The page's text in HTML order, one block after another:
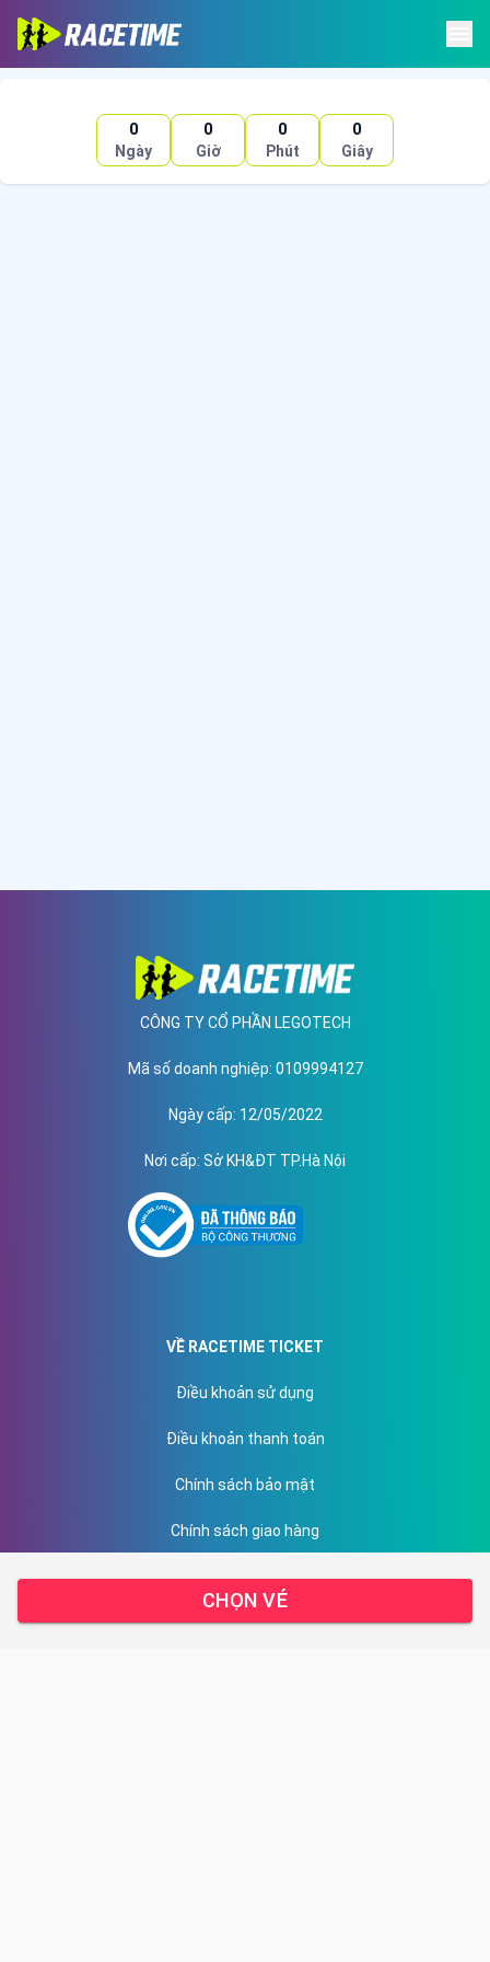
0
Ngày
0
Giờ
0
Phút
0
Giây
CHỌN VÉ
CÔNG TY CỔ PHẦN LEGOTECH
Mã số doanh nghiệp: 0109994127
Ngày cấp: 12/05/2022
Nơi cấp: Sở KH&ĐT TP.Hà Nội
VỀ RACETIME TICKET
Điều khoản sử dụng
Điều khoản thanh toán
Chính sách bảo mật
Chính sách giao hàng
Hướng dẫn thanh toán